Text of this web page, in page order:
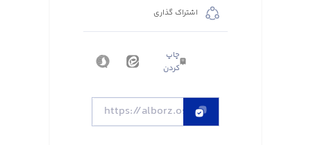
اشتراک گذاری
چاپ
کردن